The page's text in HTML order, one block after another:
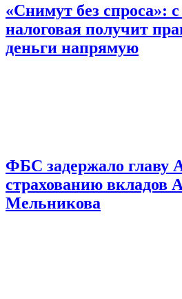
«Снимут без спроса»:
налоговая получит
деньги напрямую
ФБС задержало главу
страхованию вкладов
Мельникова